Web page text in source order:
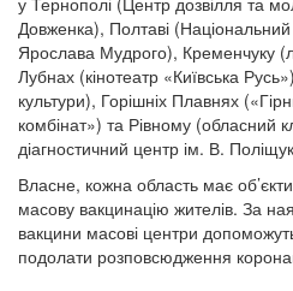
Довженка), Полтаві
Ярослава Мудрого), Кременчуку
Лубнах (кінотеатр «Київська
культури), Горішніх Плавнях
комбінат») та Рівному (обласний
діагностичний центр ім. В.
Власне, кожна область має
масову вакцинацію жителів. За
вакцини масові центри
подолати розповсюдження